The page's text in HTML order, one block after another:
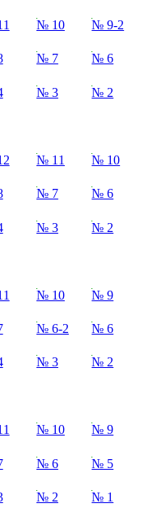
№ 10 № 9-2
№ 7 № 6
№ 3 № 2
№ 11 № 10
№ 7 № 6
№ 3 № 2
№ 10 № 9
№ 6-2 № 6
№ 3 № 2
№ 10 № 9
№ 6 № 5
№ 2 № 1